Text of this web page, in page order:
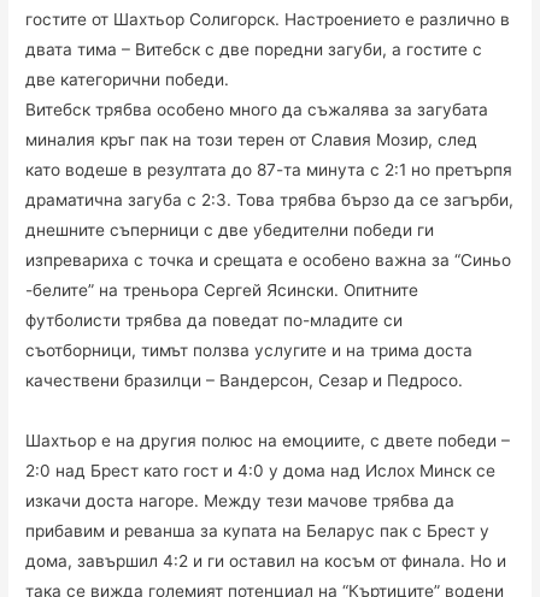
гостите от Шахтьор Солигорск. Настроението е различно в
двата тима – Витебск с две поредни загуби, а гостите с
две категорични победи.
Витебск трябва особено много да съжалява за загубата
миналия кръг пак на този терен от Славия Мозир, след
като водеше в резултата до 87-та минута с 2:1 но претърпя
драматична загуба с 2:3. Това трябва бързо да се загърби,
днешните съперници с две убедителни победи ги
изпревариха с точка и срещата е особено важна за “Синьо
-белите” на треньора Сергей Ясински. Опитните
футболисти трябва да поведат по-младите си
съотборници, тимът ползва услугите и на трима доста
качествени бразилци – Вандерсон, Сезар и Педросо.
Шахтьор е на другия полюс на емоциите, с двете победи –
2:0 над Брест като гост и 4:0 у дома над Ислох Минск се
изкачи доста нагоре. Между тези мачове трябва да
прибавим и реванша за купата на Беларус пак с Брест у
дома, завършил 4:2 и ги оставил на косъм от финала. Но и
така се вижда големият потенциал на “Къртиците” водени